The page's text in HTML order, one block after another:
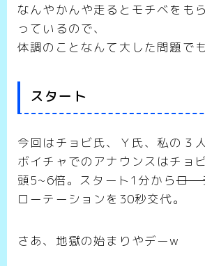
なんやかんや走るとモチベをも
っているので、
体調のことなんて大した問題で
スタート
今回はチョビ氏、Ｙ氏、私の３
ボイチャでのアナウンスはチョ
頭5~6倍。スタート1分からロー
ローテーションを30秒交代。
さあ、地獄の始まりやデーw